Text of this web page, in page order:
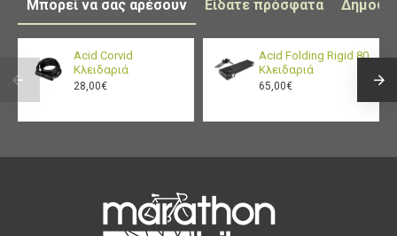
Μπορεί να σας αρέσουν Είδατε πρόσφατα
Acid Corvid
Κλειδαριά
28,00€
Acid Folding Rigid 80
Κλειδαριά
65,00€